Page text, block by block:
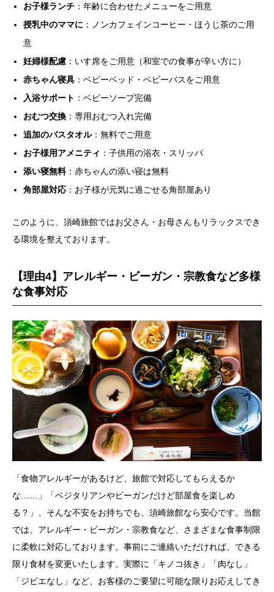
お子様ランチ ：年齢に合わせたメニューをご用意
授乳中のママに ：ノンカフェインコーヒー・ほうじ茶のご用
意
妊婦様配慮 ：いす席をご用意（和室での食事が辛い方に）
赤ちゃん寝具 ：ベビーベッド・ベビーバスをご用意
入浴サポート ：ベビーソープ完備
おむつ交換 ：専用おむつ入れ完備
追加のバスタオル：無料でご用意
お子様用アメニティ ：子供用の浴衣・スリッパ
添い寝無料：赤ちゃんの添い寝は無料
角部屋対応 ：お子様が元気に過ごせる角部屋あり
このように、須崎旅館ではお父さん・お母さんもリラックスでき
る環境を整えております。
【理由4】アレルギー・ビーガン・宗教食など多様
な食事対応
「食物アレルギーがあるけど、旅館で対応してもらえるか
な……」「ベジタリアンやビーガンだけど部屋食を楽しめ
る？」、そんな不安をお持ちでも、須崎旅館なら安心です。当館
では、アレルギー・ビーガン・宗教食など、さまざまな食事制限
に柔軟に対応しております。事前にご連絡いただければ、できる
限り食材を変更いたします。実際に「キノコ抜き」「肉なし」
「ジビエなし」など、お客様のご要望に可能な限りお応えしてき